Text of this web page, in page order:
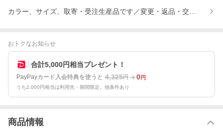
カラー、サイズ、取寄・受注生産品です／変更・返品・交換・キャ
おトクなお知らせ
合計5,000円相当プレゼント！
PayPayカード入会特典を使うと 4,325円 0円
うち2,000円相当は利用先・期間限定。他条件あり
商品情報